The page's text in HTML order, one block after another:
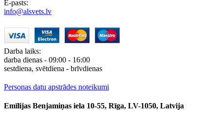
E-pasts:
info@alsvets.lv
Darba laiks:
darba dienas - 09:00 - 16:00
sestdiena, svētdiena - brīvdienas
Personas datu apstrādes noteikumi
Emīlijas Benjamiņas iela 10-55, Rīga, LV-1050, Latvija